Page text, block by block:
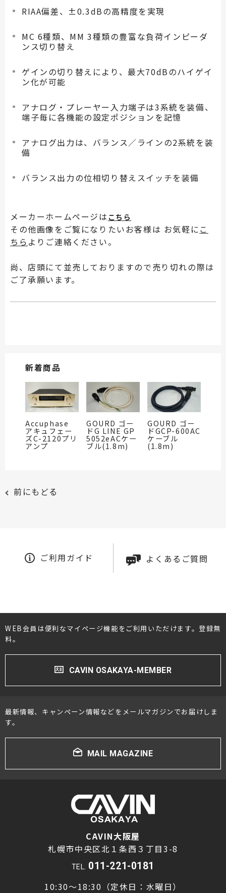
RIAA偏差、±0.3dBの高精度を実現
MC 6種類、MM 3種類の豊富な負荷インピーダ
ンス切り替え
ゲインの切り替えにより、最大70dBのハイゲイ
ン化が可能
アナログ・プレーヤー入力端子は3系統を装備、
端子毎に各機能の設定ポジションを記憶
アナログ出力は、バランス／ラインの2系統を装
備
バランス出力の位相切り替えスイッチを装備
メーカーホームページは こちら
その他画像をご覧になりたいお客様は お気軽に こ
ちら よりご連絡ください。
尚、店頭にて並売しておりますので売り切れの際は
ご了承願います。
新着商品
Accuphase
アキュフェー
ズC-2120プリ
アンプ
GOURD ゴー
ドG LINE GP
5052eACケー
ブル(1.8m)
GOURD ゴー
ドGCP-600AC
ケーブル
(1.8m)
前にもどる
ご利用ガイド よくあるご質問
WEB会員は便利なマイページ機能をご利用いただけます。登録無
料。
CAVIN OSAKAYA-MEMBER
最新情報、キャンペーン情報などをメールマガジンでお届けしま
す。
MAIL MAGAZINE
CAVIN大阪屋
札幌市中央区北１条西３丁目3-8
TEL. 011-221-0181
10:30～18:30（定休日：水曜日）